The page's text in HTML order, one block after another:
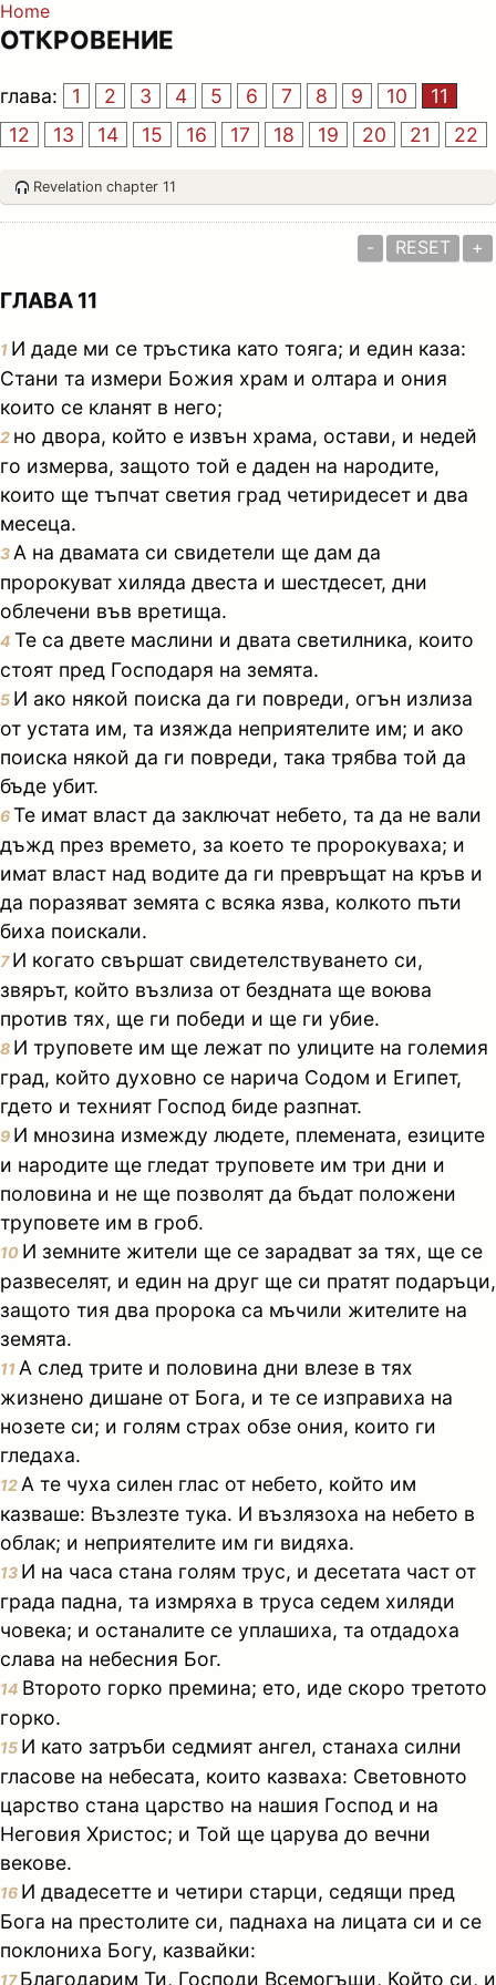
Home
ОТКРОВЕНИЕ
глава: 1 2 3 4 5 6 7 8 9 10
11
12
13 14 15 16 17 18 19 20 21 22
Revelation chapter 11
- RESET +
ГЛАВА 11
1 И даде ми се тръстика като тояга; и един каза:
Стани та измери Божия храм и олтара и ония
които се кланят в него;
2 но двора, който е извън храма, остави, и недей
го измерва, защото той е даден на народите,
които ще тъпчат светия град четиридесет и два
месеца.
3 А на двамата си свидетели ще дам да
пророкуват хиляда двеста и шестдесет, дни
облечени във вретища.
4 Те са двете маслини и двата светилника, които
стоят пред Господаря на земята.
5 И ако някой поиска да ги повреди, огън излиза
от устата им, та изяжда неприятелите им; и ако
поиска някой да ги повреди, така трябва той да
бъде убит.
6Те имат власт да заключат небето, та да не вали
дъжд през времето, за което те пророкуваха; и
имат власт над водите да ги превръщат на кръв и
да поразяват земята с всяка язва, колкото пъти
биха поискали.
7И когато свършат свидетелствуването си,
звярът, който възлиза от бездната ще воюва
против тях, ще ги победи и ще ги убие.
8 И труповете им ще лежат по улиците на големия
град, който духовно се нарича Содом и Египет,
гдето и техният Господ биде разпнат.
9 И мнозина измежду людете, племената, езиците
и народите ще гледат труповете им три дни и
половина и не ще позволят да бъдат положени
труповете им в гроб.
10 И земните жители ще се зарадват за тях, ще се
развеселят, и един на друг ще си пратят подаръци,
защото тия два пророка са мъчили жителите на
земята.
11 А след трите и половина дни влезе в тях
жизнено дишане от Бога, и те се изправиха на
нозете си; и голям страх обзе ония, които ги
гледаха.
12 А те чуха силен глас от небето, който им
казваше: Възлезте тука. И възлязоха на небето в
облак; и неприятелите им ги видяха.
13 И на часа стана голям трус, и десетата част от
града падна, та измряха в труса седем хиляди
човека; и останалите се уплашиха, та отдадоха
слава на небесния Бог.
14 Второто горко премина; ето, иде скоро третото
горко.
15 И като затръби седмият ангел, станаха силни
гласове на небесата, които казваха: Световното
царство стана царство на нашия Господ и на
Неговия Христос; и Той ще царува до вечни
векове.
16 И двадесетте и четири старци, седящи пред
Бога на престолите си, паднаха на лицата си и се
поклониха Богу, казвайки:
17Благодарим Ти, Господи Всемогъщи, Който си, и